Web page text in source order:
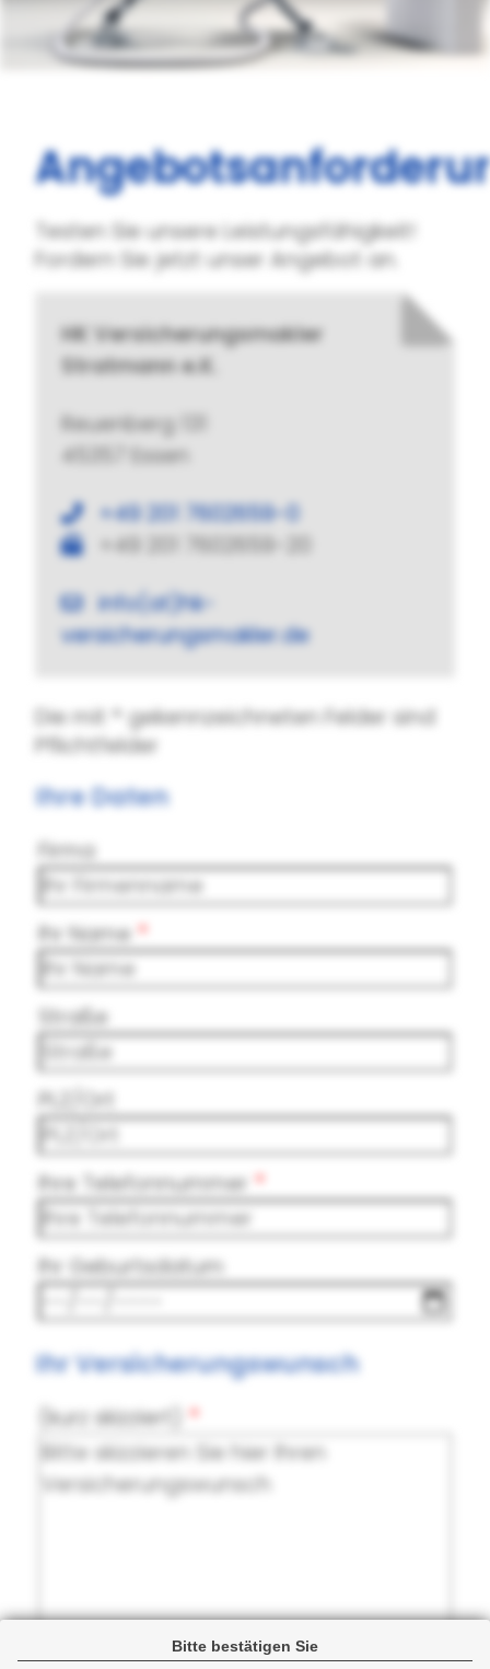
Bitte bestätigen Sie
Testen Sie unsere Leistungsfähigkeit!
Fordern Sie jetzt unser Angebot an.
HK Versicherungsmakler
Stratmann e.K.
Reuenberg 131
45357 Essen
+49 201 7602659-0
+49 201 7602659-20
info(at)hk-
versicherungsmakler.de
Die mit * gekennzeichneten Felder sind
Pflichtfelder
Ihre Daten
Firma
Ihr Name
Straße
PLZ/Ort
Ihre Telefonnummer
Ihr Geburtsdatum
Ihr Versicherungswunsch
(kurz skizziert)